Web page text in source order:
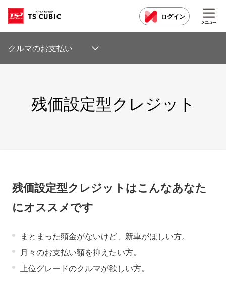
ログイン
クルマのお支払い
残価設定型クレジット
残価設定型クレジットはこんなあなた
にオススメです
まとまった頭金がないけど、新車がほしい方。
月々のお支払い額を抑えたい方。
上位グレードのクルマが欲しい方。